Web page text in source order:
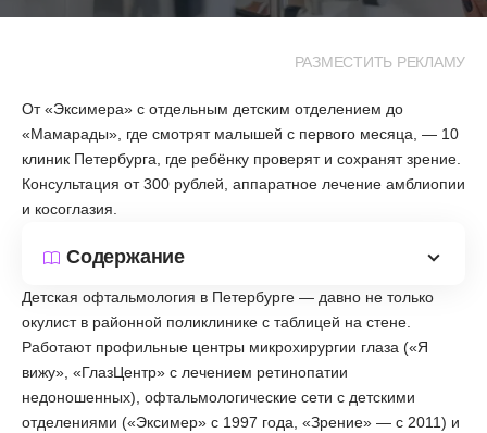
РАЗМЕСТИТЬ РЕКЛАМУ
От «Эксимера» с отдельным детским отделением до
«Мамарады», где смотрят малышей с первого месяца, — 10
клиник Петербурга, где ребёнку проверят и сохранят зрение.
Консультация от 300 рублей, аппаратное лечение амблиопии
и косоглазия.
Содержание
Детская офтальмология в Петербурге — давно не только
окулист в районной поликлинике с таблицей на стене.
Работают профильные центры микрохирургии глаза («Я
вижу», «ГлазЦентр» с лечением ретинопатии
недоношенных), офтальмологические сети с детскими
отделениями («Эксимер» с 1997 года, «Зрение» — с 2011) и